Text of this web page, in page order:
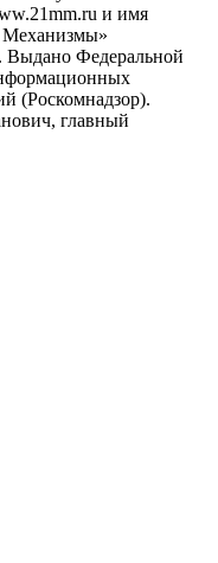
и имя
Механизмы»
Выдано Федеральной
(Роскомнадзор).
главный